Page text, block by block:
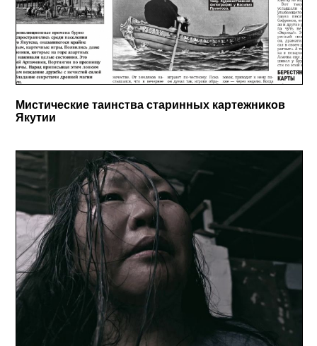
Мистические таинства старинных картежников
Якутии